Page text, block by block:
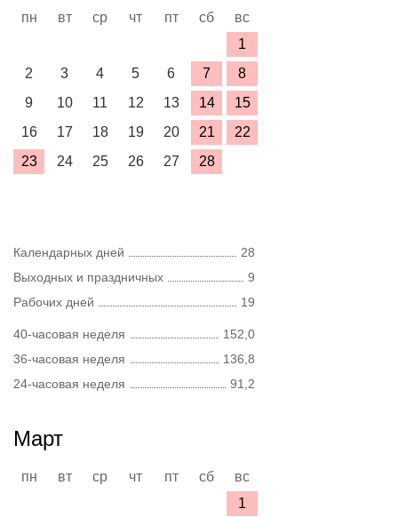
пн вт ср чт пт сб
вс
1
2
3 4 5 6 7
8
9
10 11 12 13 14
15
16
17 18 19 20 21
22
23
24 25 26 27 28
Календарных дней
28
Выходных и праздничных
9
Рабочих дней
19
40-часовая неделя
152,0
36-часовая неделя
136,8
24-часовая неделя
91,2
Март
пн вт ср чт пт сб
вс
1